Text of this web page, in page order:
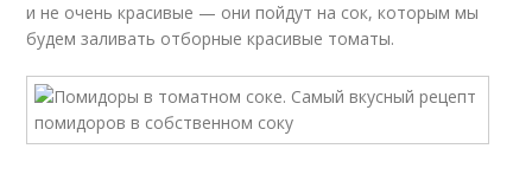
и не очень красивые — они пойдут на сок, которым мы
будем заливать отборные красивые томаты.